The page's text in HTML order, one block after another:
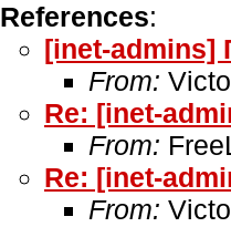
References:
[inet-admins]
From:
Re: [inet-
From:
Re: [inet-
From: